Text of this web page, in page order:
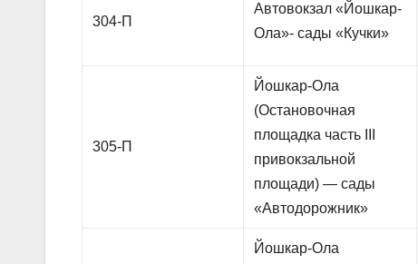
304-П
Автовокзал «Йошкар-
Ола»- сады «Кучки»
305-П
Йошкар-Ола
(Остановочная
площадка часть III
привокзальной
площади) — сады
«Автодорожник»
Йошкар-Ола